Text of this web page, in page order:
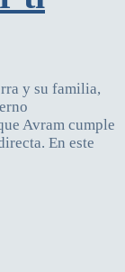
y su familia,
Avram cumple
En este